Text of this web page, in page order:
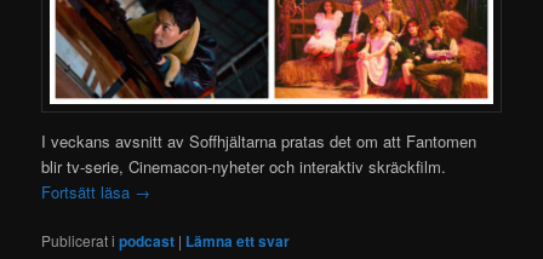
I veckans avsnitt av Soffhjältarna pratas det om att Fantomen
blir tv-serie, Cinemacon-nyheter och interaktiv skräckfilm.
Fortsätt läsa →
Publicerat i podcast | Lämna ett svar